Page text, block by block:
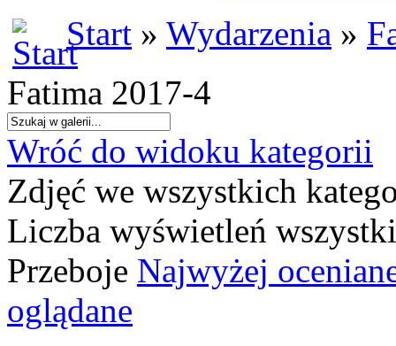
Start » Wydarzenia »
Fatima 2017-4
Wróć do widoku kategorii
Zdjęć we wszystkich
Liczba wyświetleń
Przeboje Najwyżej
oglądane